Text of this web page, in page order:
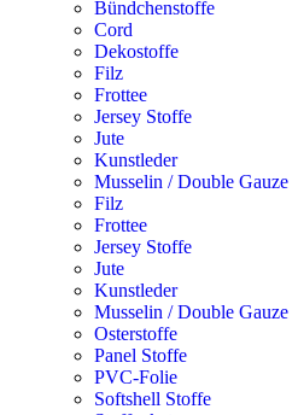
Bündchenstoffe
Cord
Dekostoffe
Filz
Frottee
Jersey Stoffe
Jute
Kunstleder
Musselin / Double Gauze
Filz
Frottee
Jersey Stoffe
Jute
Kunstleder
Musselin / Double Gauze
Osterstoffe
Panel Stoffe
PVC-Folie
Softshell Stoffe